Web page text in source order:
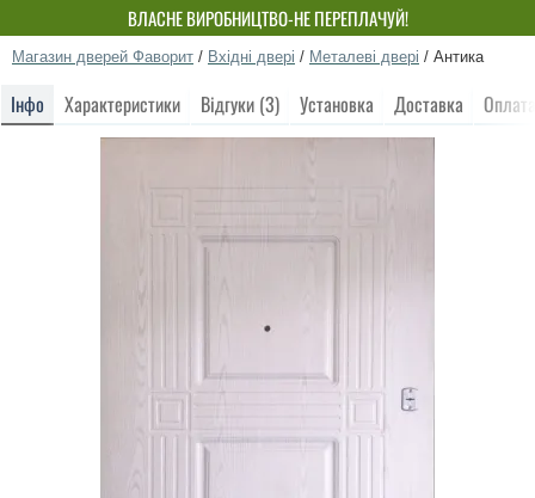
ВЛАСНЕ ВИРОБНИЦТВО-НЕ ПЕРЕПЛАЧУЙ!
Магазин дверей Фаворит / Вхідні двері / Металеві двері / Антика
Інфо Характеристики Відгуки (3) Установка Доставка Оплата